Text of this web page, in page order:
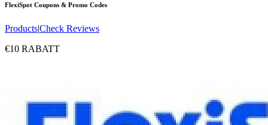
FlexiSpot Coupons & Promo Codes
Products|Check Reviews
€10 RABATT